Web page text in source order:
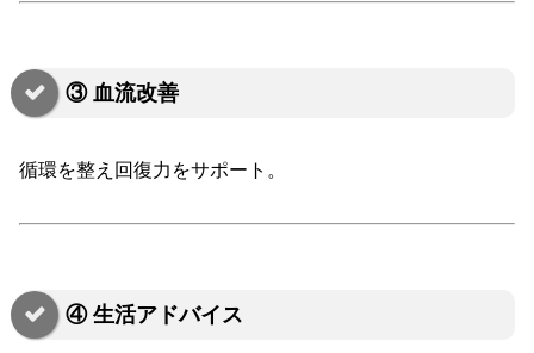
③ 血流改善
循環を整え回復力をサポート。
④ 生活アドバイス